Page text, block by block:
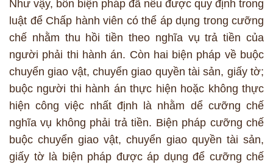
Như vậy, bốn biện pháp đã nêu được quy định trong
luật để Chấp hành viên có thể áp dụng trong cưỡng
chế nhằm thu hồi tiền theo nghĩa vụ trả tiền của
người phải thi hành án. Còn hai biện pháp về buộc
chuyển giao vật, chuyển giao quyền tài sản, giấy tờ;
buộc người thi hành án thực hiện hoặc không thực
hiện công việc nhất định là nhằm dể cưỡng chế
nghĩa vụ không phải trả tiền. Biện pháp cưỡng chế
buộc chuyển giao vật, chuyển giao quyền tài sản,
giấy tờ là biện pháp được áp dụng để cưỡng chế